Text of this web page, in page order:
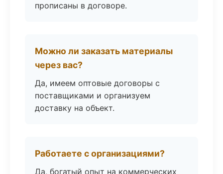
прописаны в договоре.
Можно ли заказать материалы
через вас?
Да, имеем оптовые договоры с
поставщиками и организуем
доставку на объект.
Работаете с организациями?
Да, богатый опыт на коммерческих